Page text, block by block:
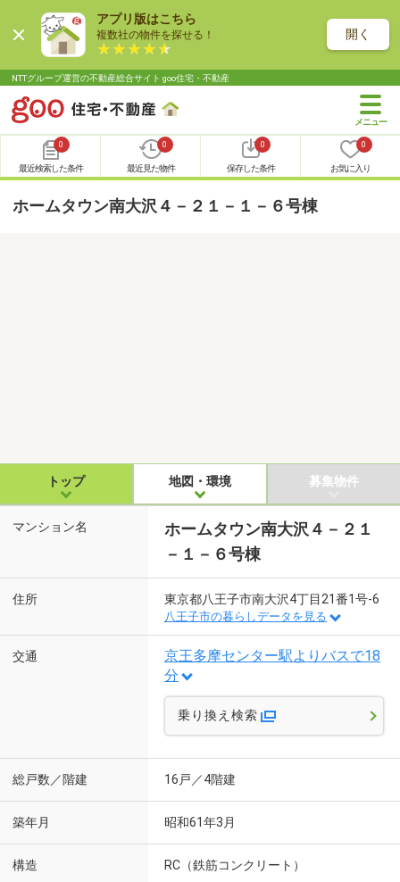
アプリ版はこちら
複数社の物件を探せる！ 開く
NTTグループ運営の不動産総合サイト goo住宅・不動産
0
最近検索した条件
0
最近見た物件
0
保存した条件
0
お気に入り
ホームタウン南大沢４－２１－１－６号棟
トップ 地図・環境 募集物件
マンション名
ホームタウン南大沢４－２１
－１－６号棟
住所 東京都八王子市南大沢4丁目21番1号-6
八王子市の暮らしデータを見る
交通
京王多摩センター駅よりバスで18
分
乗り換え検索
総戸数／階建 16戸／4階建
築年月 昭和61年3月
構造 RC（鉄筋コンクリート）